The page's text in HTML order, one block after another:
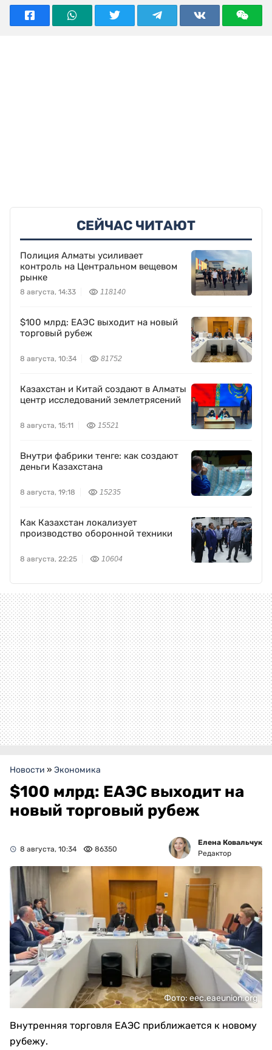
СЕЙЧАС ЧИТАЮТ
Полиция Алматы усиливает
контроль на Центральном вещевом
рынке
8 августа, 14:33 118140
$100 млрд: ЕАЭС выходит на новый
торговый рубеж
8 августа, 10:34 81752
Казахстан и Китай создают в Алматы
центр исследований землетрясений
8 августа, 15:11 15521
Внутри фабрики тенге: как создают
деньги Казахстана
8 августа, 19:18 15235
Как Казахстан локализует
производство оборонной техники
8 августа, 22:25 10604
Новости » Экономика
$100 млрд: ЕАЭС выходит на
новый торговый рубеж
8 августа, 10:34 86350
Елена Ковальчук
Редактор
Фото: eec.eaeunion.org
Внутренняя торговля ЕАЭС приближается к новому
рубежу.